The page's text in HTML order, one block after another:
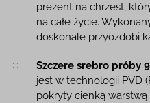
prezent na chrzest,
na całe życie.
doskonale przyozdobi
Szczere srebro próby
jest w technologii PVD
pokryty cienką